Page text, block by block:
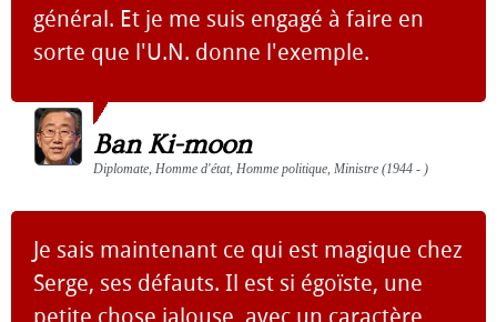
général. Et je me suis engagé à faire en
sorte que l'U.N. donne l'exemple.
Ban Ki-moon
Diplomate, Homme d'état, Homme politique, Ministre (1944 - )
Je sais maintenant ce qui est magique chez
Serge, ses défauts. Il est si égoïste, une
petite chose jalouse, avec un caractère